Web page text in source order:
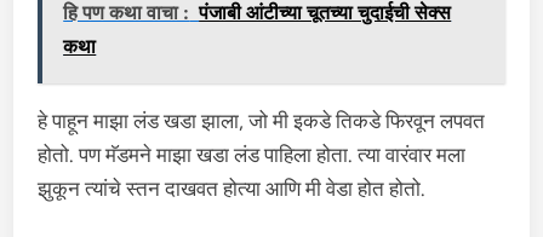
हि पण कथा वाचा : पंजाबी आंटीच्या चूतच्या चुदाईची सेक्स
कथा
हे पाहून माझा लंड खडा झाला, जो मी इकडे तिकडे फिरवून लपवत
होतो. पण मॅडमने माझा खडा लंड पाहिला होता. त्या वारंवार मला
झुकून त्यांचे स्तन दाखवत होत्या आणि मी वेडा होत होतो.